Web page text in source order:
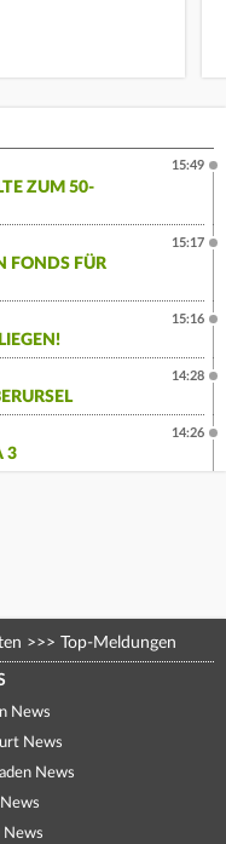
ZUM 50-
15:49
FONDS FÜR
15:17
15:16
14:28
3
14:26
>>> Top-Meldungen
News
News
News
News